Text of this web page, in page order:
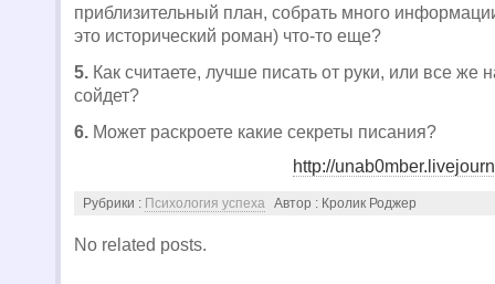
приблизительный план, собрать много
это исторический роман) что-то еще?
5. Как считаете, лучше писать от руки, или все же
сойдет?
6. Может раскроете какие секреты писания?
http://
Рубрики : Психология успеха Автор : Кролик Роджер
No related posts.